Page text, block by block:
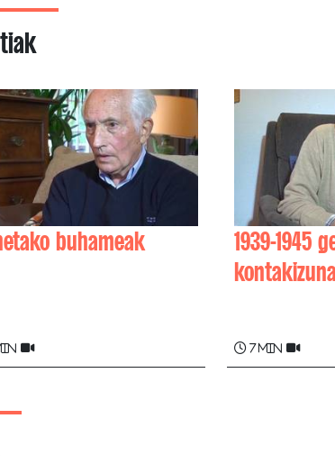
buhameak
1939-1945
7 min